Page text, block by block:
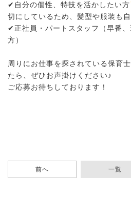
✔︎自分の個性、特技を活かしたい方
切にしているため、髪型や服装も自
✔︎正社員・パートスタッフ（早番
方）
周りにお仕事を探されている保育
たら、ぜひお声掛けください♪
ご応募お待ちしております！
前へ 一覧